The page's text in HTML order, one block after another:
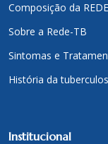
Composição da
Sobre a Rede-TB
Sintomas e
História da
Institucional